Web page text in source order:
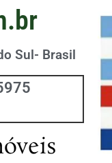
Sul- Brasil